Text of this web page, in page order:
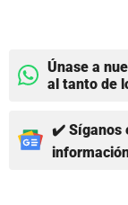
Únase a
al tanto de
✔️ Síganos